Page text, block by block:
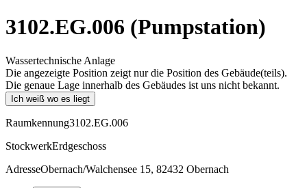
3102.EG.006 (Pumpstation)
Wassertechnische Anlage
Die angezeigte Position zeigt nur die Position des Gebäude(teils).
Die genaue Lage innerhalb des Gebäudes ist uns nicht bekannt.
Ich weiß wo es liegt
Raumkennung3102.EG.006
StockwerkErdgeschoss
AdresseObernach/Walchensee 15, 82432 Obernach